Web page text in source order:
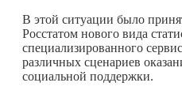
В этой ситуации было
Росстатом нового вида
специализированного
различных сценариев
социальной поддержки.